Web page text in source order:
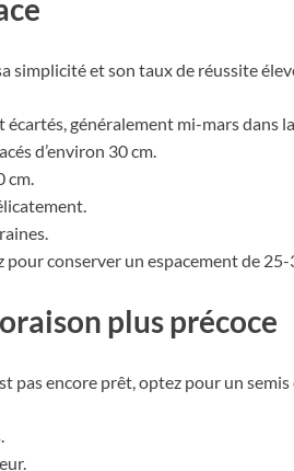
simplicité et son taux de réussite
généralement mi-mars dans
d’environ 30 cm.
cm.
conserver un espacement de
plus précoce
pas encore prêt, optez pour un semis